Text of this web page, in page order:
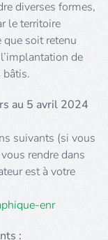
diverses formes,
le territoire
soit retenu
de
au 5 avril 2024
suivants (si vous
rendre dans
est à votre
enr
: